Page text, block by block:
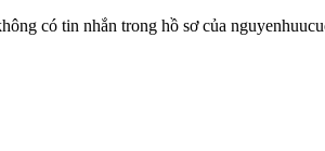
có tin nhắn trong hồ sơ của